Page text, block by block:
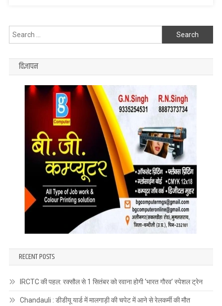
Search
for:
विज्ञापन
RECENT POSTS
IRCTC की पहल: रक्सौल से 1 सितंबर को रवाना होगी ‘भारत गौरव’ स्पेशल ट्रेन
Chandauli : डीडीयू यार्ड में मालगाड़ी की चपेट में आने से रेलकर्मी की मौत